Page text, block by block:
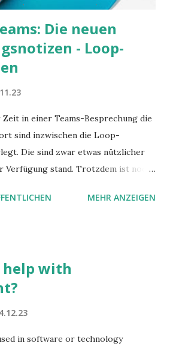
Die neuen
- Loop-
in einer Teams-Besprechung die
sind inzwischen die Loop-
Die sind zwar etwas nützlicher
Verfügung stand. Trotzdem ist noch
erster, kritischer Blick auf das was
MEHR ANZEIGEN
help with
4.12.23
in software or technology